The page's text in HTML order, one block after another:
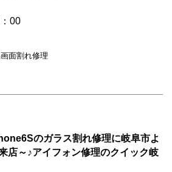
00
面割れ修理
のガラス割れ修理に岐阜市よ
店～♪アイフォン修理のクイック岐